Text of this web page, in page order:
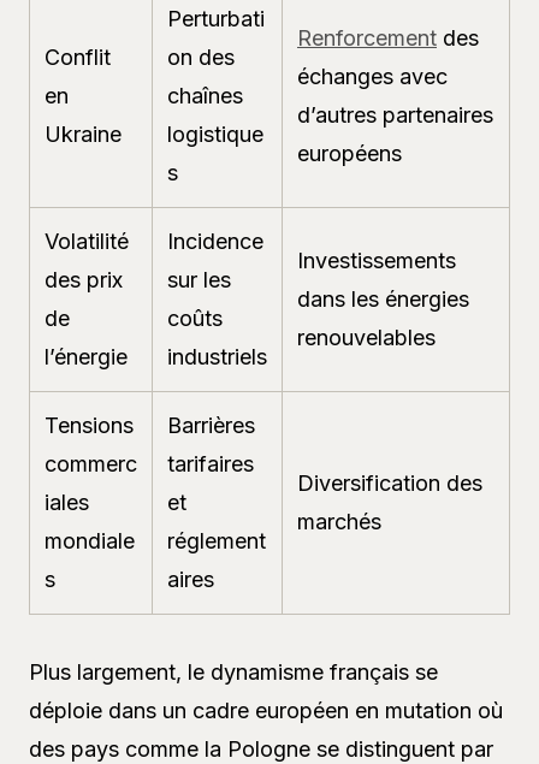
Conflit
en
Ukraine
Perturbati
on des
chaînes
logistique
s
Renforcement des
échanges avec
d’autres partenaires
européens
Volatilité
des prix
de
l’énergie
Incidence
sur les
coûts
industriels
Investissements
dans les énergies
renouvelables
Tensions
commerc
iales
mondiale
s
Barrières
tarifaires
et
réglement
aires
Diversification des
marchés
Plus largement, le dynamisme français se
déploie dans un cadre européen en mutation où
des pays comme la Pologne se distinguent par